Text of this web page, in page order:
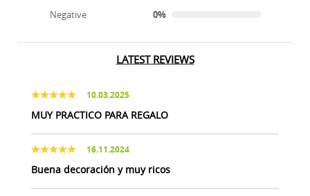
Negative
0%
LATEST REVIEWS
10.03.2025
MUY PRACTICO PARA REGALO
16.11.2024
Buena decoración y muy ricos